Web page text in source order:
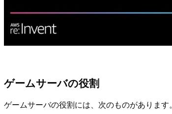
ゲームサーバの役割
ゲームサーバの役割には、次のものがあります。